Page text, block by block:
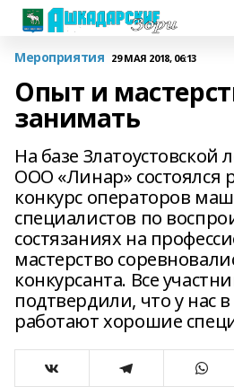
Мероприятия 29 МАЯ 2018, 06:13
Опыт и
занимать
На базе
ООО «Линар» состоялся
конкурс операторов
специалистов по
состязаниях на
мастерство
конкурсанта. Все
подтвердили, что у нас
работают хорошие